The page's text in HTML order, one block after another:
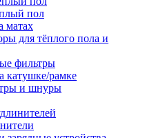
пол
матах
для тёплого пола и
фильтры
катушке/рамке
и шнуры